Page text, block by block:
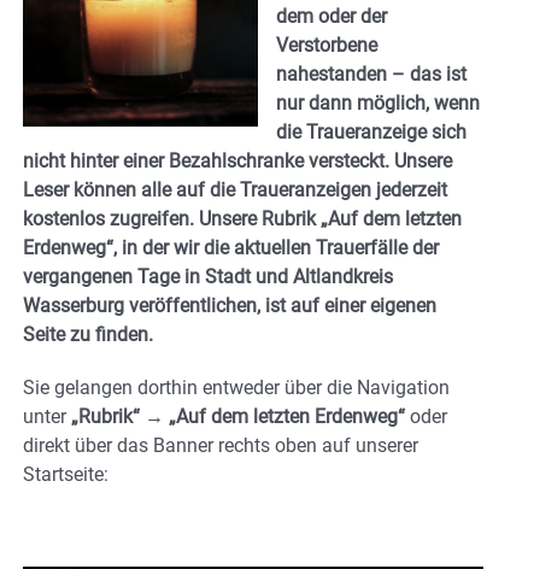
dem oder der
Verstorbene
nahestanden – das ist
nur dann möglich, wenn
die Traueranzeige sich
nicht hinter einer Bezahlschranke versteckt. Unsere
Leser können alle auf die Traueranzeigen jederzeit
kostenlos zugreifen. Unsere Rubrik „Auf dem letzten
Erdenweg“, in der wir die aktuellen Trauerfälle der
vergangenen Tage in Stadt und Altlandkreis
Wasserburg veröffentlichen, ist auf einer eigenen
Seite zu finden.
Sie gelangen dorthin entweder über die Navigation
unter „Rubrik“ → „Auf dem letzten Erdenweg“ oder
direkt über das Banner rechts oben auf unserer
Startseite: